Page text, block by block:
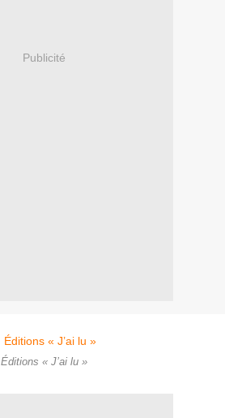
Publicité
Éditions « J’ai lu »